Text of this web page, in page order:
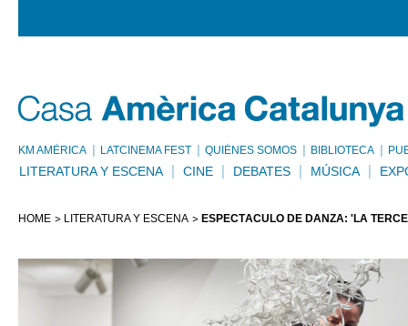
KM AMÈRICA LATCINEMA FEST QUIÉNES SOMOS BIBLIOTECA
LITERATURA Y ESCENA CINE DEBATES MÚSICA
HOME LITERATURA Y ESCENA ESPECTÁCULO DE DANZA: 'LA